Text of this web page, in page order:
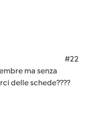
#22
ma senza
delle schede????